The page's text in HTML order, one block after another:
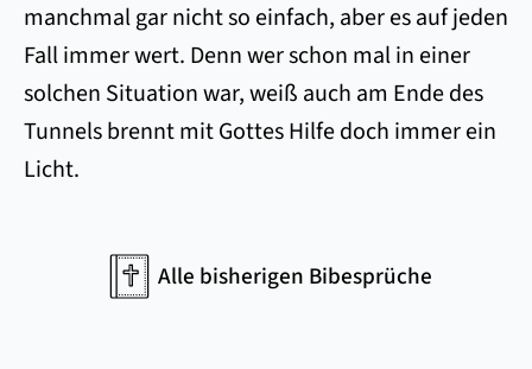
manchmal gar nicht so einfach, aber es auf jeden
Fall immer wert. Denn wer schon mal in einer
solchen Situation war, weiß auch am Ende des
Tunnels brennt mit Gottes Hilfe doch immer ein
Licht.
Alle bisherigen Bibesprüche